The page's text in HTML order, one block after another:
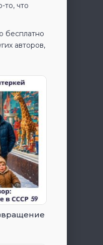
то, что
бесплатно
авторов,